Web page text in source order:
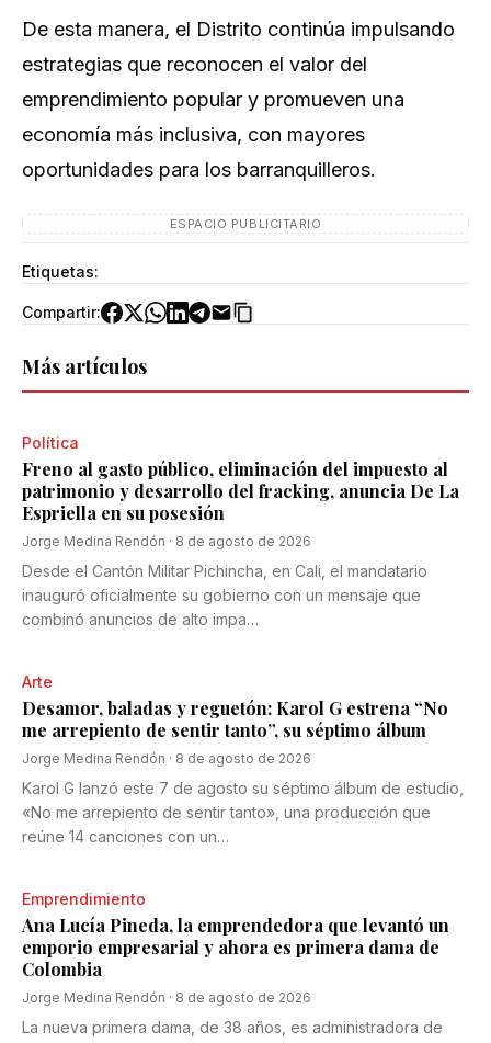
De esta manera, el Distrito continúa impulsando
estrategias que reconocen el valor del
emprendimiento popular y promueven una
economía más inclusiva, con mayores
oportunidades para los barranquilleros.
ESPACIO PUBLICITARIO
Etiquetas:
Compartir:
Más artículos
Política
Freno al gasto público, eliminación del impuesto al
patrimonio y desarrollo del fracking, anuncia De La
Espriella en su posesión
Jorge Medina Rendón · 8 de agosto de 2026
Desde el Cantón Militar Pichincha, en Cali, el mandatario
inauguró oficialmente su gobierno con un mensaje que
combinó anuncios de alto impa…
Arte
Desamor, baladas y reguetón: Karol G estrena “No
me arrepiento de sentir tanto”, su séptimo álbum
Jorge Medina Rendón · 8 de agosto de 2026
Karol G lanzó este 7 de agosto su séptimo álbum de estudio,
«No me arrepiento de sentir tanto», una producción que
reúne 14 canciones con un…
Emprendimiento
Ana Lucía Pineda, la emprendedora que levantó un
emporio empresarial y ahora es primera dama de
Colombia
Jorge Medina Rendón · 8 de agosto de 2026
La nueva primera dama, de 38 años, es administradora de